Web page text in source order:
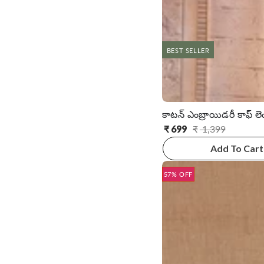
BEST SELLER
₹1,399
సాధారణ
అమ్ముడు
₹ 699
Add To Cart
57% OFF